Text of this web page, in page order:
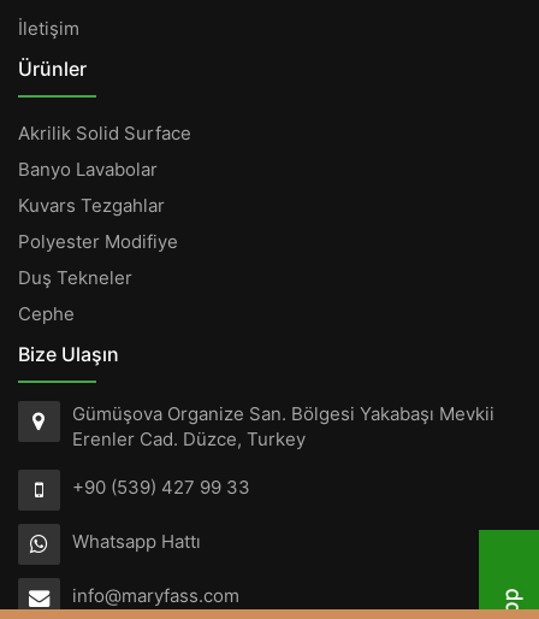
İletişim
Ürünler
Akrilik Solid Surface
Banyo Lavabolar
Kuvars Tezgahlar
Polyester Modifiye
Duş Tekneler
Cephe
Bize Ulaşın
Gümüşova Organize San. Bölgesi Yakabaşı Mevkii
Erenler Cad. Düzce, Turkey
+90 (539) 427 99 33
Whatsapp Hattı
info@maryfass.com